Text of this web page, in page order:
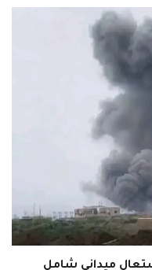
ميداني شامل